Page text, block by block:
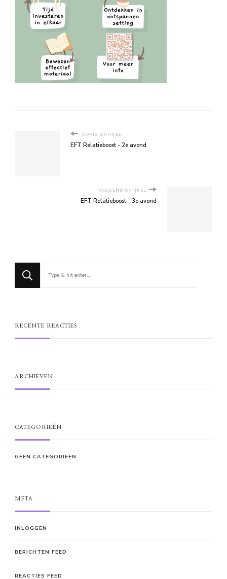
VORIG ARTIKEL
EFT Relatieboost - 2e avond
VOLGEND ARTIKEL
EFT Relatieboost - 3e avond
zoek
naar
RECENTE REACTIES
ARCHIEVEN
CATEGORIEËN
GEEN CATEGORIEËN
META
INLOGGEN
BERICHTEN FEED
REACTIES FEED